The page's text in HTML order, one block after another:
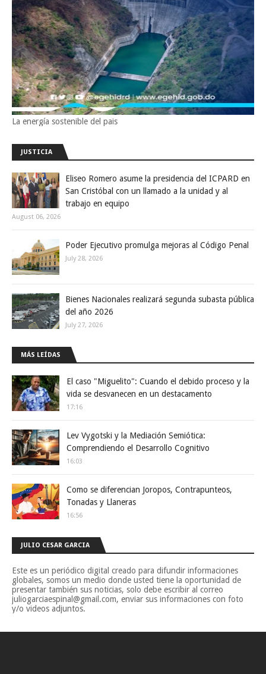
La energía sostenible del pais
JUSTICIA
Eliseo Romero asume la presidencia del ICPARD en
San Cristóbal con un llamado a la unidad y al
trabajo en equipo
August 06, 2026
Poder Ejecutivo promulga mejoras al Código Penal
July 28, 2026
Bienes Nacionales realizará segunda subasta pública
del año 2026
July 27, 2026
MÁS LEÍDAS
El caso "Miguelito": Cuando el debido proceso y la
vida se desvanecen en un destacamento
17:16
Lev Vygotski y la Mediación Semiótica:
Comprendiendo el Desarrollo Cognitivo
16:03
Como se diferencian Joropos, Contrapunteos,
Tonadas y Llaneras
16:56
JULIO CESAR GARCIA
Este es un periódico digital creado para difundir informaciones
globales, somos un medio donde usted tiene la oportunidad de
presentar también sus noticias, solo debe escribir al correo
juliogarciaespinal@gmail.com, enviar sus informaciones con foto
y/o videos adjuntos.